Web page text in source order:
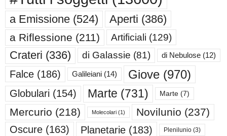
a Emissione (524) Aperti (386)
a Riflessione (211) Artificiali (129)
Crateri (336) di Galassie (81) di Nebulose (12)
Falce (186) Galileiani (14) Giove (970)
Globulari (154) Marte (731) Marte (7)
Mercurio (218) Molecolari (1) Novilunio (237)
Oscure (163) Planetarie (183) Plenilunio (3)